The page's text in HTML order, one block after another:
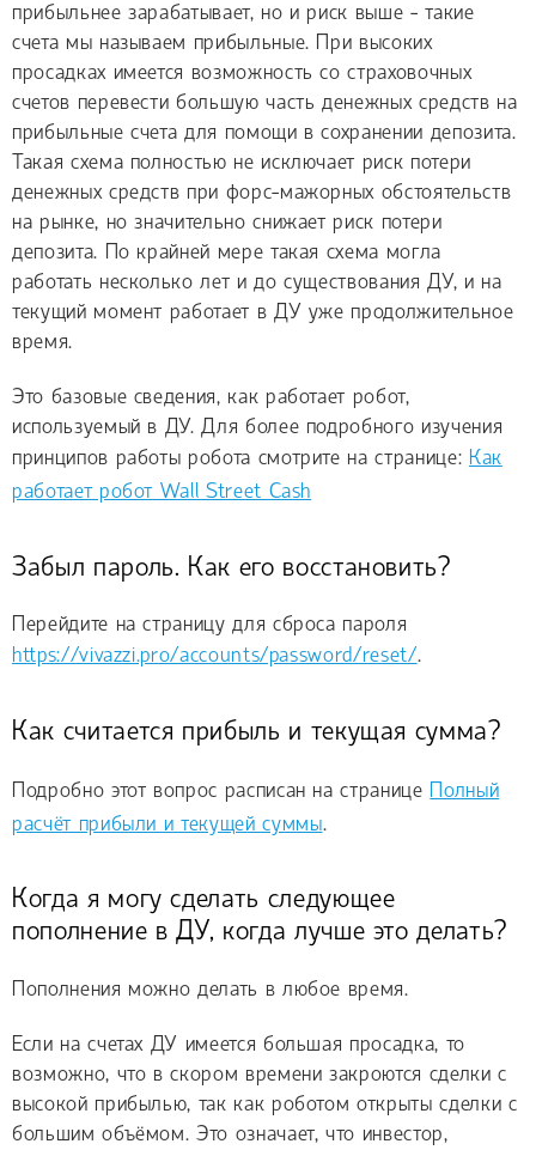
прибыльнее зарабатывает, но и риск выше - такие
счета мы называем прибыльные. При высоких
просадках имеется возможность со страховочных
счетов перевести большую часть денежных средств на
прибыльные счета для помощи в сохранении депозита.
Такая схема полностью не исключает риск потери
денежных средств при форс-мажорных обстоятельств
на рынке, но значительно снижает риск потери
депозита. По крайней мере такая схема могла
работать несколько лет и до существования ДУ, и на
текущий момент работает в ДУ уже продолжительное
время.
Это базовые сведения, как работает робот,
используемый в ДУ. Для более подробного изучения
принципов работы робота смотрите на странице: Как
работает робот Wall Street Cash
Забыл пароль. Как его восстановить?
Перейдите на страницу для сброса пароля
https://vivazzi.pro/accounts/password/reset/.
Как считается прибыль и текущая сумма?
Подробно этот вопрос расписан на странице Полный
расчёт прибыли и текущей суммы.
Когда я могу сделать следующее
пополнение в ДУ, когда лучше это делать?
Пополнения можно делать в любое время.
Если на счетах ДУ имеется большая просадка, то
возможно, что в скором времени закроются сделки с
высокой прибылью, так как роботом открыты сделки с
большим объёмом. Это означает, что инвестор,